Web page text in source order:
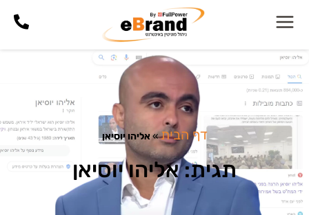
דף הבית»אליהו יוסיאן
תגית: אליהו יוסיאן